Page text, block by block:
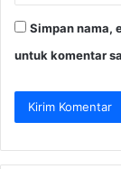
Simpan nama,
untuk komentar